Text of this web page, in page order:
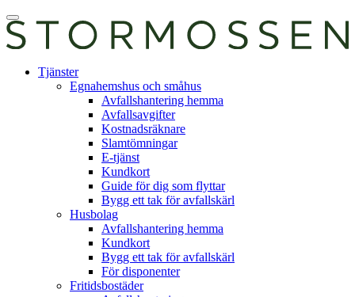
Skip
to
content
Öppna
huvudmeny
tjänst
Tjänster
Egnahemshus och småhus
Avfallshantering hemma
Avfallsavgifter
Kostnadsräknare
Slamtömningar
E-tjänst
Kundkort
Guide för dig som flyttar
Bygg ett tak för avfallskärl
Husbolag
Avfallshantering hemma
Kundkort
Bygg ett tak för avfallskärl
För disponenter
Fritidsbostäder